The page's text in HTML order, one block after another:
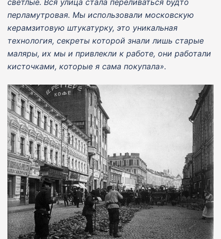
перламутровая. Мы использовали московскую
керамзитовую штукатурку, это уникальная
технология, секреты которой знали лишь старые
маляры, их мы и привлекли к работе, они работали
кисточками, которые я сама покупала».